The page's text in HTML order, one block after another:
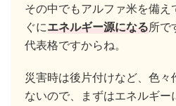
その中でもアルファ米を備え
ぐにエネルギー源になる所で
代表格ですからね。
災害時は後片付けなど、色々
ないので、まずはエネルギー